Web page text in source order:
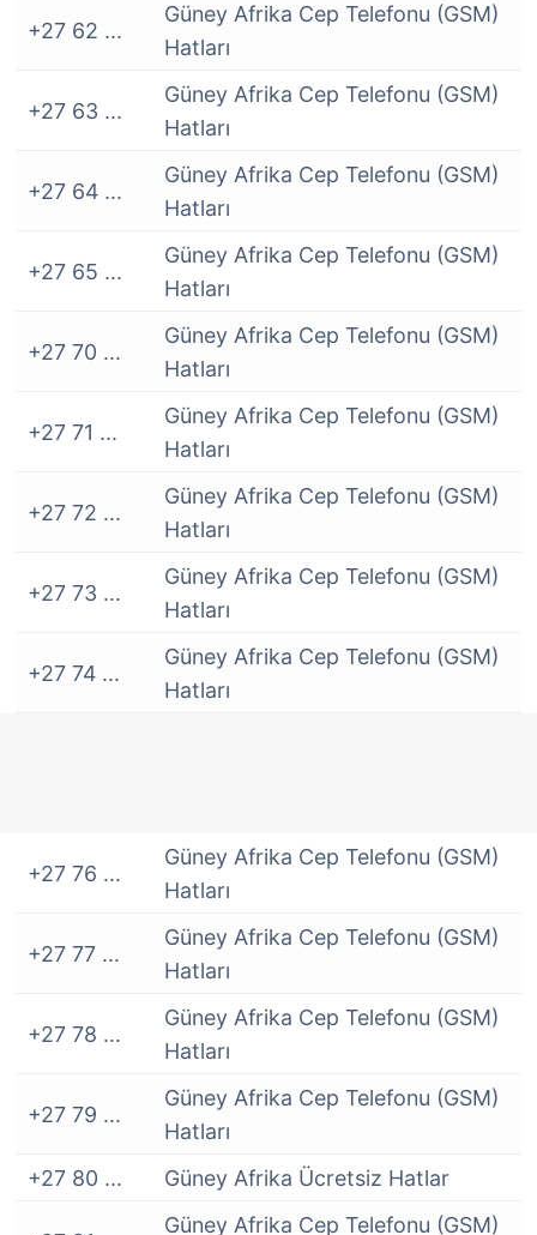
+27 62 ...
Güney Afrika Cep Telefonu (GSM)
Hatları
+27 63 ...
Güney Afrika Cep Telefonu (GSM)
Hatları
+27 64 ...
Güney Afrika Cep Telefonu (GSM)
Hatları
+27 65 ...
Güney Afrika Cep Telefonu (GSM)
Hatları
+27 70 ...
Güney Afrika Cep Telefonu (GSM)
Hatları
+27 71 ...
Güney Afrika Cep Telefonu (GSM)
Hatları
+27 72 ...
Güney Afrika Cep Telefonu (GSM)
Hatları
+27 73 ...
Güney Afrika Cep Telefonu (GSM)
Hatları
+27 74 ...
Güney Afrika Cep Telefonu (GSM)
Hatları
+27 76 ...
Güney Afrika Cep Telefonu (GSM)
Hatları
+27 77 ...
Güney Afrika Cep Telefonu (GSM)
Hatları
+27 78 ...
Güney Afrika Cep Telefonu (GSM)
Hatları
+27 79 ...
Güney Afrika Cep Telefonu (GSM)
Hatları
+27 80 ...
Güney Afrika Ücretsiz Hatlar
Güney Afrika Cep Telefonu (GSM)